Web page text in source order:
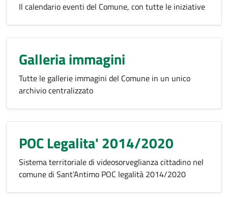
Il calendario eventi del Comune, con tutte le iniziative
Galleria immagini
Tutte le gallerie immagini del Comune in un unico
archivio centralizzato
POC Legalita' 2014/2020
Sistema territoriale di videosorveglianza cittadino nel
comune di Sant’Antimo POC legalità 2014/2020